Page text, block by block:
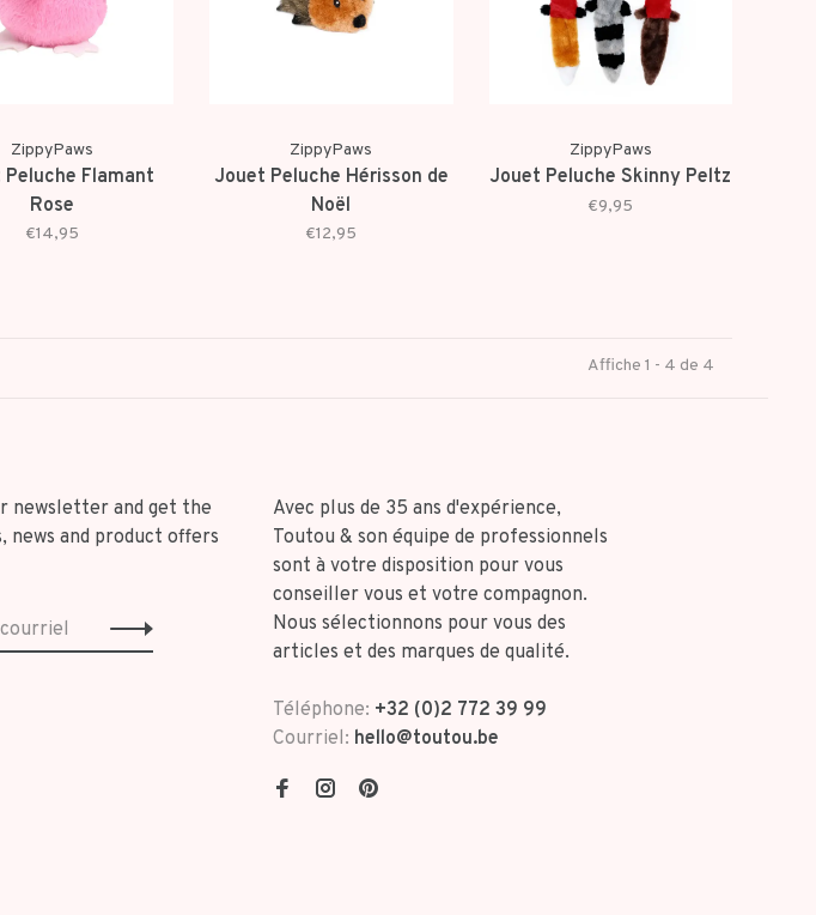
ZippyPaws
Flamant
Rose
€14,95
ZippyPaws
Jouet Peluche Hérisson de
Noël
€12,95
ZippyPaws
Jouet Peluche Skinny Peltz
€9,95
Affiche 1 - 4 de 4
newsletter and get the
news and product offers
Avec plus de 35 ans d'expérience,
Toutou & son équipe de professionnels
sont à votre disposition pour vous
conseiller vous et votre compagnon.
Nous sélectionnons pour vous des
articles et des marques de qualité.
Téléphone: +32 (0)2 772 39 99
Courriel: hello@toutou.be